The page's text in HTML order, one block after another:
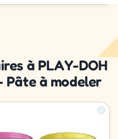
à PLAY-DOH
Pâte à modeler